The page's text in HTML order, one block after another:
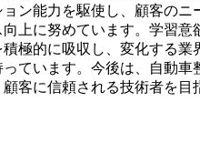
ン能力を駆使し、顧客のニ
上に努めています。学習意
極的に吸収し、変化する業
ています。今後は、自動車
客に信頼される技術者を目